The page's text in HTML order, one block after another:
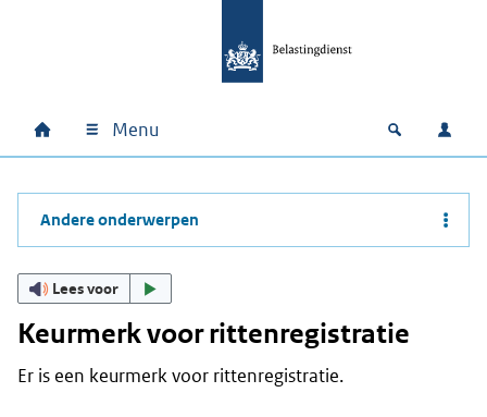
Hoofdnavigatie
Home Menu Open
Andere onderwerpen
Lees voor
Keurmerk voor rittenregistratie
Er is een keurmerk voor rittenregistratie.